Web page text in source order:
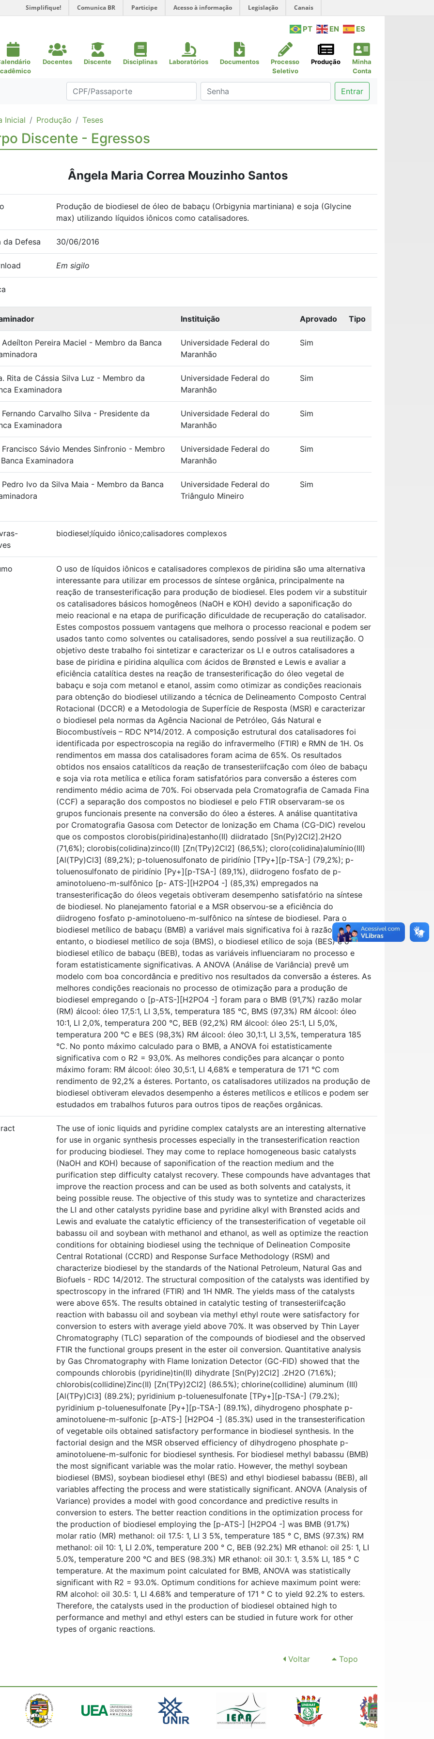
Simplifique! Comunica BR Participe Acesso à informação Legislação Canais
PT EN ES
Docentes Discente Disciplinas Laboratórios Documentos
Processo
Seletivo
Produção
Minha
Conta
Entrar
Inicial Produção Teses
Discente - Egressos
Ângela Maria Correa Mouzinho Santos
Produção de biodiesel de óleo de babaçu (Orbigynia martiniana) e soja (Glycine
max) utilizando líquidos iônicos como catalisadores.
da Defesa 30/06/2016
Em sigilo
Instituição Aprovado Tipo
Adeílton Pereira Maciel - Membro da Banca
Universidade Federal do
Maranhão
Sim
Rita de Cássia Silva Luz - Membro da
Examinadora
Universidade Federal do
Maranhão
Sim
Fernando Carvalho Silva - Presidente da
Examinadora
Universidade Federal do
Maranhão
Sim
Francisco Sávio Mendes Sinfronio - Membro
Examinadora
Universidade Federal do
Maranhão
Sim
Pedro Ivo da Silva Maia - Membro da Banca
Universidade Federal do
Triângulo Mineiro
Sim
biodiesel;líquido iônico;calisadores complexos
O uso de líquidos iônicos e catalisadores complexos de piridina são uma alternativa
interessante para utilizar em processos de síntese orgânica, principalmente na
reação de transesterificação para produção de biodiesel. Eles podem vir a substituir
os catalisadores básicos homogêneos (NaOH e KOH) devido a saponificação do
meio reacional e na etapa de purificação dificuldade de recuperação do catalisador.
Estes compostos possuem vantagens que melhora o processo reacional e podem ser
usados tanto como solventes ou catalisadores, sendo possível a sua reutilização. O
objetivo deste trabalho foi sintetizar e caracterizar os LI e outros catalisadores a
base de piridina e piridina alquílica com ácidos de Brønsted e Lewis e avaliar a
eficiência catalítica destes na reação de transesterificação do óleo vegetal de
babaçu e soja com metanol e etanol, assim como otimizar as condições reacionais
para obtenção do biodiesel utilizando a técnica de Delineamento Composto Central
Rotacional (DCCR) e a Metodologia de Superfície de Resposta (MSR) e caracterizar
o biodiesel pela normas da Agência Nacional de Petróleo, Gás Natural e
Biocombustíveis – RDC Nº14/2012. A composição estrutural dos catalisadores foi
identificada por espectroscopia na região do infravermelho (FTIR) e RMN de 1H. Os
rendimentos em massa dos catalisadores foram acima de 65%. Os resultados
obtidos nos ensaios catalíticos da reação de transesteriifcação com óleo de babaçu
e soja via rota metílica e etílica foram satisfatórios para conversão a ésteres com
rendimento médio acima de 70%. Foi observada pela Cromatografia de Camada Fina
(CCF) a separação dos compostos no biodiesel e pelo FTIR observaram-se os
grupos funcionais presente na conversão do óleo a ésteres. A análise quantitativa
por Cromatografia Gasosa com Detector de Ionização em Chama (CG-DIC) revelou
que os compostos clorobis(piridina)estanho(II) diidratado [Sn(Py)2Cl2].2H2O
(71,6%); clorobis(colidina)zinco(II) [Zn(TPy)2Cl2] (86,5%); cloro(colidina)alumínio(III)
[Al(TPy)Cl3] (89,2%); p-toluenosulfonato de piridínio [TPy+][p-TSA-] (79,2%); p-
toluenosulfonato de piridínio [Py+][p-TSA-] (89,1%), diidrogeno fosfato de p-
aminotolueno-m-sulfônico [p- ATS-][H2PO4 -] (85,3%) empregados na
transesterificação do óleos vegetais obtiveram desempenho satisfatório na síntese
de biodiesel. No planejamento fatorial e a MSR observou-se a eficiência do
diidrogeno fosfato p-aminotolueno-m-sulfônico na síntese de biodiesel. Para o
biodiesel metílico de babaçu (BMB) a variável mais significativa foi à razão molar. No
entanto, o biodiesel metílico de soja (BMS), o biodiesel etílico de soja (BES) e o
biodiesel etílico de babaçu (BEB), todas as variáveis influenciaram no processo e
foram estatisticamente significativas. A ANOVA (Análise de Variância) prevê um
modelo com boa concordância e preditivo nos resultados da conversão a ésteres. As
melhores condições reacionais no processo de otimização para a produção de
biodiesel empregando o [p-ATS-][H2PO4 -] foram para o BMB (91,7%) razão molar
(RM) álcool: óleo 17,5:1, LI 3,5%, temperatura 185 °C, BMS (97,3%) RM álcool: óleo
10:1, LI 2,0%, temperatura 200 °C, BEB (92,2%) RM álcool: óleo 25:1, LI 5,0%,
temperatura 200 °C e BES (98,3%) RM álcool: óleo 30,1:1, LI 3,5%, temperatura 185
°C. No ponto máximo calculado para o BMB, a ANOVA foi estatisticamente
significativa com o R2 = 93,0%. As melhores condições para alcançar o ponto
máximo foram: RM álcool: óleo 30,5:1, LI 4,68% e temperatura de 171 °C com
rendimento de 92,2% a ésteres. Portanto, os catalisadores utilizados na produção de
biodiesel obtiveram elevados desempenho a ésteres metílicos e etílicos e podem ser
estudados em trabalhos futuros para outros tipos de reações orgânicas.
The use of ionic liquids and pyridine complex catalysts are an interesting alternative
for use in organic synthesis processes especially in the transesterification reaction
for producing biodiesel. They may come to replace homogeneous basic catalysts
(NaOH and KOH) because of saponification of the reaction medium and the
purification step difficulty catalyst recovery. These compounds have advantages that
improve the reaction process and can be used as both solvents and catalysts, it
being possible reuse. The objective of this study was to syntetize and characterizes
the LI and other catalysts pyridine base and pyridine alkyl with Brønsted acids and
Lewis and evaluate the catalytic efficiency of the transesterification of vegetable oil
babassu oil and soybean with methanol and ethanol, as well as optimize the reaction
conditions for obtaining biodiesel using the technique of Delineation Composite
Central Rotational (CCRD) and Response Surface Methodology (RSM) and
characterize biodiesel by the standards of the National Petroleum, Natural Gas and
Biofuels - RDC 14/2012. The structural composition of the catalysts was identified by
spectroscopy in the infrared (FTIR) and 1H NMR. The yields mass of the catalysts
were above 65%. The results obtained in catalytic testing of transesteriifcação
reaction with babassu oil and soybean via methyl ethyl route were satisfactory for
conversion to esters with average yield above 70%. It was observed by Thin Layer
Chromatography (TLC) separation of the compounds of biodiesel and the observed
FTIR the functional groups present in the ester oil conversion. Quantitative analysis
by Gas Chromatography with Flame Ionization Detector (GC-FID) showed that the
compounds chlorobis (pyridine)tin(II) dihydrate [Sn(Py)2Cl2] .2H2O (71.6%);
chlorobis(collidine)Zinc(II) [Zn(TPy)2Cl2] (86.5%); chlorine(collidine) aluminum (III)
[Al(TPy)Cl3] (89.2%); pyridinium p-toluenesulfonate [TPy+][p-TSA-] (79.2%);
pyridinium p-toluenesulfonate [Py+][p-TSA-] (89.1%), dihydrogeno phosphate p-
aminotoluene-m-sulfonic [p-ATS-] [H2PO4 -] (85.3%) used in the transesterification
of vegetable oils obtained satisfactory performance in biodiesel synthesis. In the
factorial design and the MSR observed efficiency of dihydrogeno phosphate p-
aminotoluene-m-sulfonic for biodiesel synthesis. For biodiesel methyl babassu (BMB)
the most significant variable was the molar ratio. However, the methyl soybean
biodiesel (BMS), soybean biodiesel ethyl (BES) and ethyl biodiesel babassu (BEB), all
variables affecting the process and were statistically significant. ANOVA (Analysis of
Variance) provides a model with good concordance and predictive results in
conversion to esters. The better reaction conditions in the optimization process for
the production of biodiesel employing the [p-ATS-] [H2PO4 -] was BMB (91.7%)
molar ratio (MR) methanol: oil 17.5: 1, LI 3 5%, temperature 185 ° C, BMS (97.3%) RM
methanol: oil 10: 1, LI 2.0%, temperature 200 ° C, BEB (92.2%) MR ethanol: oil 25: 1, LI
5.0%, temperature 200 °C and BES (98.3%) MR ethanol: oil 30.1: 1, 3.5% LI, 185 ° C
temperature. At the maximum point calculated for BMB, ANOVA was statistically
significant with R2 = 93.0%. Optimum conditions for achieve maximum point were:
RM alcohol: oil 30.5: 1, LI 4.68% and temperature of 171 ° C to yield 92.2% to esters.
Therefore, the catalysts used in the production of biodiesel obtained high to
performance and methyl and ethyl esters can be studied in future work for other
types of organic reactions.
Voltar Topo